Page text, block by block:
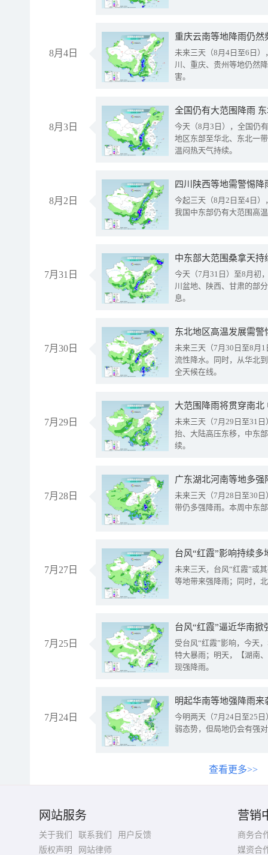
8月4日
重庆云南等地降雨仍然
未来三天（8月4日至6日
川、重庆、贵州等地仍然
害。
8月3日
全国仍有大范围降雨
今天（8月3日），全国仍
地区东部至华北、东北一
温闷热天气持续。
8月2日
今起三天（8月2日至4日
我国中东部仍有大范围高
7月31日
中东部大范围桑拿天
今天（7月31日）至8月初
川盆地、陕西、甘肃的部
息。
7月30日
东北地区高温发展需
未来三天（7月30日至8月
流性降水。同时，从华北
全天候在线。
7月29日
大范围降雨将贯穿南
未来三天（7月29日至31
抬、大陆高压东移，中东
续。
7月28日
广东湖北河南等地多
未来三天（7月28日至30
带仍多强降雨。本周中东
7月27日
台风“红霞”影响持续
未来三天，台风“红霞”或
等地带来强降雨；同时，
7月25日
台风“红霞”逼近华南
受台风“红霞”影响，今天
特大暴雨；明天，【湖南
现强降雨。
7月24日
明起华南等地强降雨
今明两天（7月24日至25
弱态势，但局地仍会有强
查看更多>>
网站服务
关于我们 联系我们
用户反馈
版权声明
网站律师
营销
商务合
媒资合